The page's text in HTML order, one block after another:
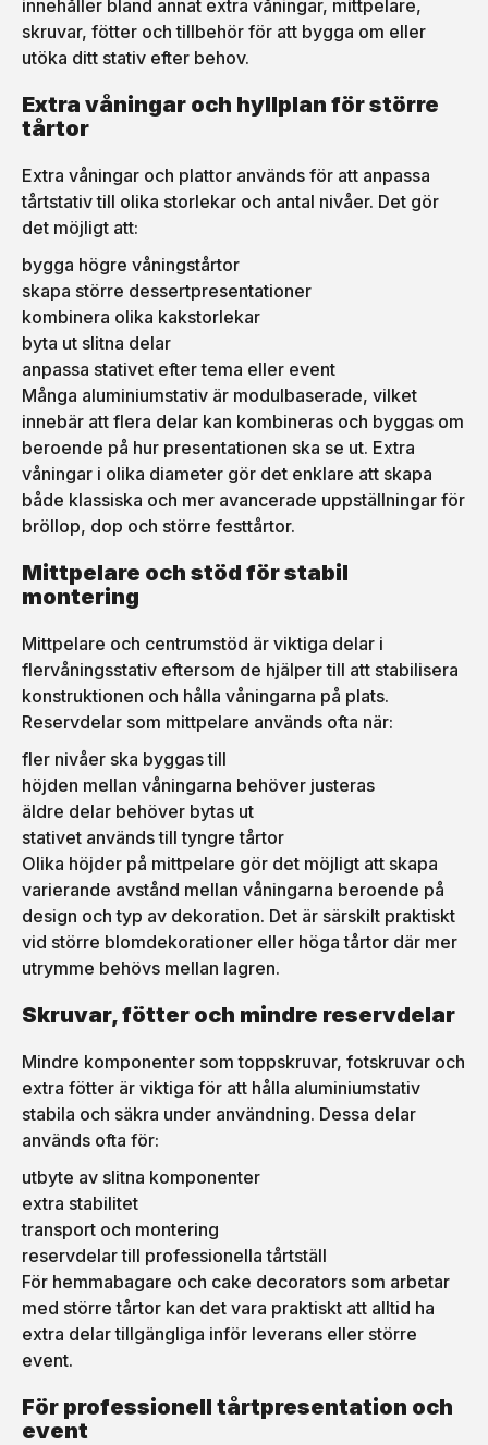
innehåller bland annat extra våningar, mittpelare,
skruvar, fötter och tillbehör för att bygga om eller
utöka ditt stativ efter behov.
Extra våningar och hyllplan för större
tårtor
Extra våningar och plattor används för att anpassa
tårtstativ till olika storlekar och antal nivåer. Det gör
det möjligt att:
bygga högre våningstårtor
skapa större dessertpresentationer
kombinera olika kakstorlekar
byta ut slitna delar
anpassa stativet efter tema eller event
Många aluminiumstativ är modulbaserade, vilket
innebär att flera delar kan kombineras och byggas om
beroende på hur presentationen ska se ut. Extra
våningar i olika diameter gör det enklare att skapa
både klassiska och mer avancerade uppställningar för
bröllop, dop och större festtårtor.
Mittpelare och stöd för stabil
montering
Mittpelare och centrumstöd är viktiga delar i
flervåningsstativ eftersom de hjälper till att stabilisera
konstruktionen och hålla våningarna på plats.
Reservdelar som mittpelare används ofta när:
fler nivåer ska byggas till
höjden mellan våningarna behöver justeras
äldre delar behöver bytas ut
stativet används till tyngre tårtor
Olika höjder på mittpelare gör det möjligt att skapa
varierande avstånd mellan våningarna beroende på
design och typ av dekoration. Det är särskilt praktiskt
vid större blomdekorationer eller höga tårtor där mer
utrymme behövs mellan lagren.
Skruvar, fötter och mindre reservdelar
Mindre komponenter som toppskruvar, fotskruvar och
extra fötter är viktiga för att hålla aluminiumstativ
stabila och säkra under användning. Dessa delar
används ofta för:
utbyte av slitna komponenter
extra stabilitet
transport och montering
reservdelar till professionella tårtställ
För hemmabagare och cake decorators som arbetar
med större tårtor kan det vara praktiskt att alltid ha
extra delar tillgängliga inför leverans eller större
event.
För professionell tårtpresentation och
event